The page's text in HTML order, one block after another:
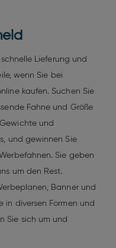
Lieferung und
wenn Sie bei
kaufen. Suchen Sie
Fahne und Größe
und
und gewinnen Sie
Sie geben
um den Rest.
Banner und
in diversen Formen und
Sie sich um und